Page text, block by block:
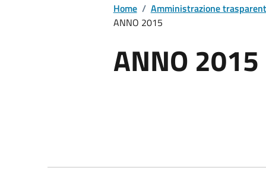
Home / Amministrazione
ANNO 2015
ANNO 2015